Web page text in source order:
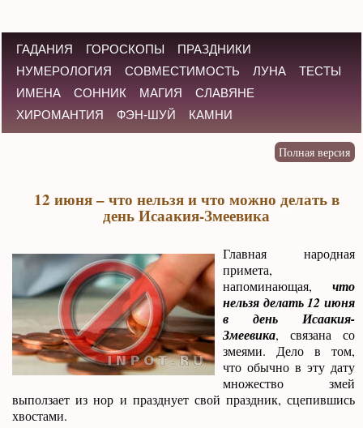
ГАДАНИЯ ГОРОСКОПЫ
ПРАЗДНИКИ
НУМЕРОЛОГИЯ
СОВМЕСТИМОСТЬ ЛУНА
ТЕСТЫ
ИМЕНА
СОННИК МАГИЯ
СЛАВЯНЕ
ХИРОМАНТИЯ
ФЭН-ШУЙ КАМНИ
12 июня – что нельзя и что можно делать в
день Исаакия-Змеевика
Главная народная
примета,
напоминающая, что
нельзя делать 12 июня
в день Исаакия-
Змеевика, связана со
змеями. Дело в том,
что обычно в эту дату
множество змей
выползает из нор и празднует свой праздник, сцепившись
хвостами.